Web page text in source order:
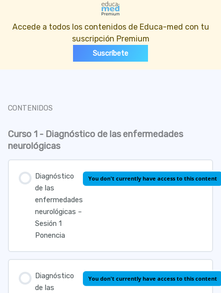
Accede a todos los contenidos de Educa-med con tu
suscripción Premium
Suscríbete
CONTENIDOS
Curso 1 - Diagnóstico de las enfermedades
neurológicas
Diagnóstico
de las
enfermedades
neurológicas –
Sesión 1
Ponencia
You don't currently have access to this content
Diagnóstico
de las
You don't currently have access to this content